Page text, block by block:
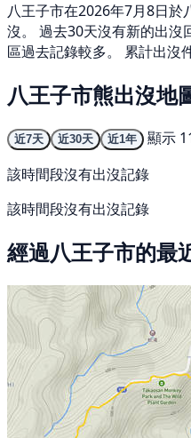
八王子市在2026年7月8日於
沒。 過去30天沒有新的出沒
區過去記錄較多。 累計出沒
八王子市熊出沒地
近7天 近30天 近1年
顯示
該時間段沒有出沒記錄
該時間段沒有出沒記錄
經過八王子市的最